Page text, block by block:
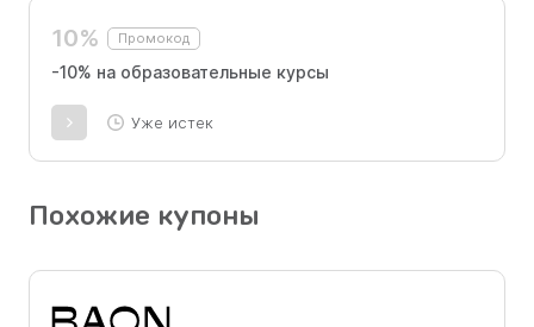
10% Промокод
-10% на образовательные курсы
Уже истек
Похожие купоны